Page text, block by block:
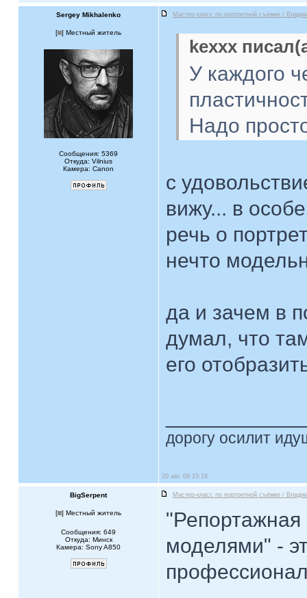
Sergey Mikhalenko Мастер-класс по портретной съёмке /
[ ] Местный житель
Сообщения: 5369
Откуда: Vilnius
Камера: Canon
kexxx
У каждого
Надо
с
вижу... в
речь о
нечто
да и зачем в
думал, что
его
дорогу осилит
20 авг, 09 15:18
BigSerpent Мастер-класс по портретной съёмке /
[ ] Местный житель
Сообщения: 649
Откуда: Минск
Камера: Sony A850
моделями" -